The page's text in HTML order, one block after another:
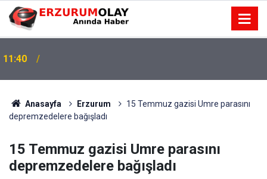
11:40
Anasayfa Erzurum
15 Temmuz gazisi Umre parasını
depremzedelere bağışladı
15 Temmuz gazisi Umre parasını
depremzedelere bağışladı